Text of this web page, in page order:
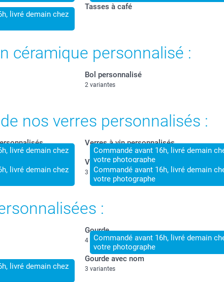
livré demain chez
Tasses à café
céramique personnalisé :
Bol personnalisé
2 variantes
nos verres personnalisés :
livré demain chez
Commandé avant 16h, livré demain
votre photographe
Verres à vin personnalisés
livré demain chez
Commandé avant 16h, livré demain
votre photographe
Verres à cocktails
3 variantes
:
Commandé avant 16h, livré demain
votre photographe
Gourde
4 variantes
livré demain chez
Gourde avec nom
3 variantes